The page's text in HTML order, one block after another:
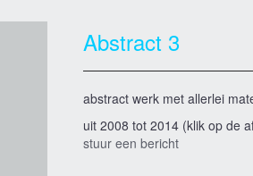
Abstract 3
abstract werk met allerlei
uit 2008 tot 2014 (klik op de
stuur een bericht